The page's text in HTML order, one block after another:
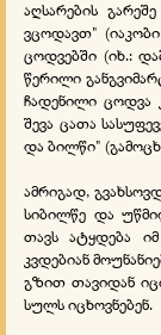
აღსარების
ვცოდავთ"
ცოდვებში (იხ.:
წერილი
ჩადენილი ცოდვა
შევა ცათა
და ბილწი"
ამრიგად,
სიბილწე და
თავს ატყდება
კვდებიან
გზით თავიდან
სულს იცხოვნებენ.